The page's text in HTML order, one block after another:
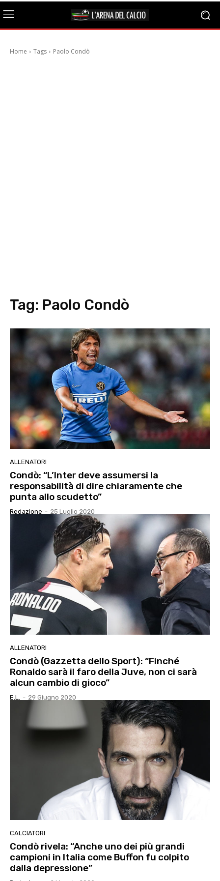
Home Tags Paolo Condò
Tag: Paolo Condò
ALLENATORI
Condò: “L’Inter deve assumersi la
responsabilità di dire chiaramente che
punta allo scudetto”
Redazione - 25 Luglio 2020
ALLENATORI
Condò (Gazzetta dello Sport): “Finché
Ronaldo sarà il faro della Juve, non ci sarà
alcun cambio di gioco”
E.l. - 29 Giugno 2020
CALCIATORI
Condò rivela: “Anche uno dei più grandi
campioni in Italia come Buffon fu colpito
dalla depressione”